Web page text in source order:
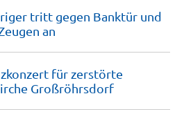
tritt gegen Banktür und
an
für zerstörte
Großröhrsdorf